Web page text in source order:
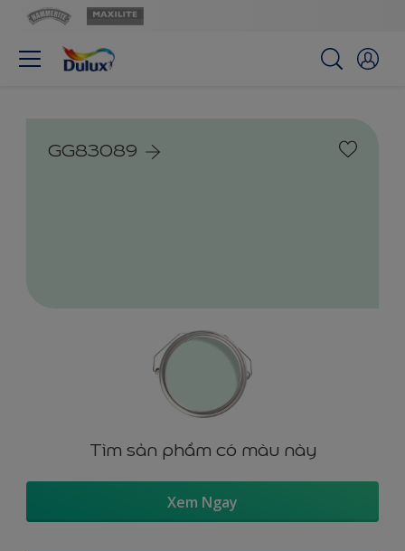
GG83089
Tìm sản phẩm có màu này
Xem Ngay